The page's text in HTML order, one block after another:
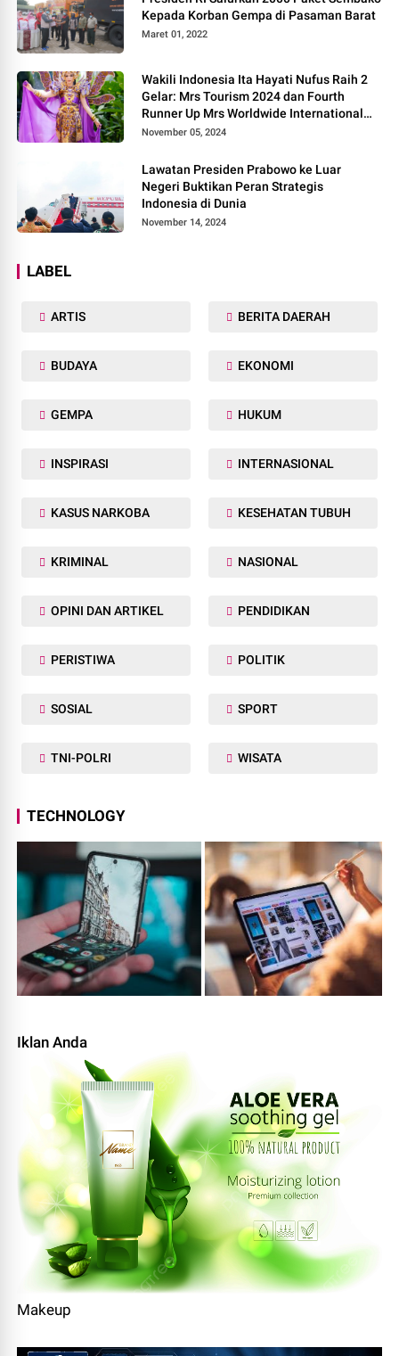
Kepada Korban Gempa di Pasaman Barat
Maret 01, 2022
Wakili Indonesia Ita Hayati Nufus Raih 2
Gelar: Mrs Tourism 2024 dan Fourth
Runner Up Mrs Worldwide International
2024, di Pemilihan Mrs Worldwide 2024
November 05, 2024
Lawatan Presiden Prabowo ke Luar
Negeri Buktikan Peran Strategis
Indonesia di Dunia
November 14, 2024
LABEL
ARTIS BERITA DAERAH
BUDAYA EKONOMI
GEMPA HUKUM
INSPIRASI INTERNASIONAL
KASUS NARKOBA KESEHATAN TUBUH
KRIMINAL NASIONAL
OPINI DAN ARTIKEL PENDIDIKAN
PERISTIWA POLITIK
SOSIAL SPORT
TNI-POLRI WISATA
TECHNOLOGY
Iklan Anda
Makeup